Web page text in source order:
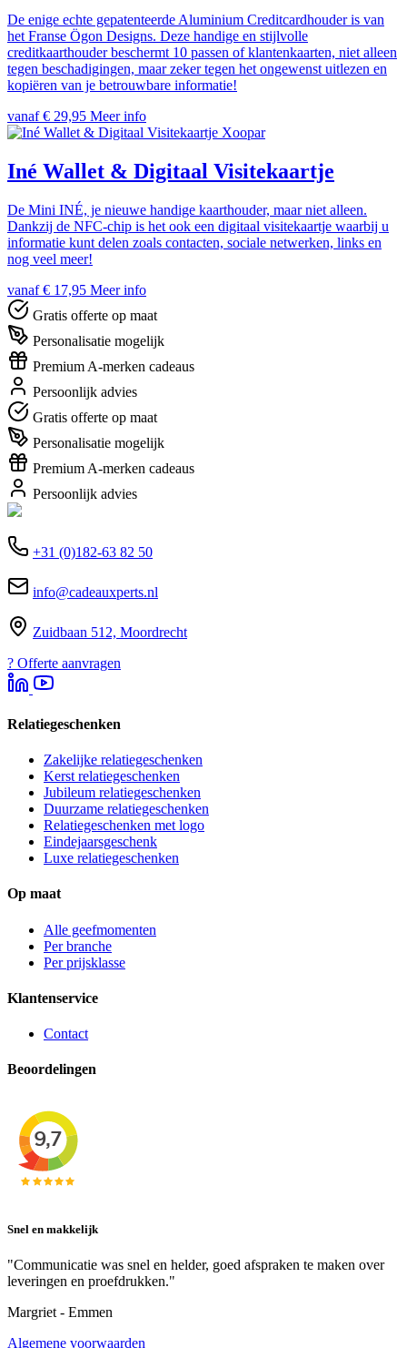
De enige echte gepatenteerde Aluminium Creditcardhouder is van
het Franse Ögon Designs. Deze handige en stijlvolle
creditkaarthouder beschermt 10 passen of klantenkaarten, niet alleen
tegen beschadigingen, maar zeker tegen het ongewenst uitlezen en
kopiëren van je betrouwbare informatie!
vanaf € 29,95 Meer info
Xoopar
Iné Wallet & Digitaal Visitekaartje
De Mini INÉ, je nieuwe handige kaarthouder, maar niet alleen.
Dankzij de NFC-chip is het ook een digitaal visitekaartje waarbij u
informatie kunt delen zoals contacten, sociale netwerken, links en
nog veel meer!
vanaf € 17,95 Meer info
Gratis offerte op maat
Personalisatie mogelijk
Premium A-merken cadeaus
Persoonlijk advies
Gratis offerte op maat
Personalisatie mogelijk
Premium A-merken cadeaus
Persoonlijk advies
+31 (0)182-63 82 50
info@cadeauxperts.nl
Zuidbaan 512, Moordrecht
? Offerte aanvragen
Relatiegeschenken
Zakelijke relatiegeschenken
Kerst relatiegeschenken
Jubileum relatiegeschenken
Duurzame relatiegeschenken
Relatiegeschenken met logo
Eindejaarsgeschenk
Luxe relatiegeschenken
Op maat
Alle geefmomenten
Per branche
Per prijsklasse
Klantenservice
Contact
Beoordelingen
Snel en makkelijk
"Communicatie was snel en helder, goed afspraken te maken over
leveringen en proefdrukken."
Margriet - Emmen
Algemene voorwaarden